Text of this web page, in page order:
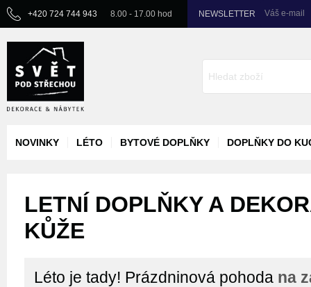
+420 724 744 943 8.00 - 17.00 hod NEWSLETTER Váš e-mail
NOVINKY LÉTO BYTOVÉ DOPLŇKY DOPLŇKY DO
LETNÍ DOPLŇKY A
KŮŽE
Léto je tady! Prázdninová pohoda na